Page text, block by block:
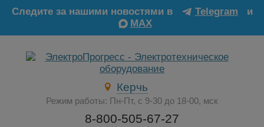
Следите за нашими новостями в Telegram
и
MAX
Керчь
Режим работы: Пн-Пт, с 9-30 до 18-00, мск
8-800-505-67-27